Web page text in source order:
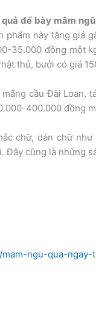
để bày mâm
phẩm này tăng giá
35.000 đồng một
thủ, bưởi có giá
cầu Đài Loan,
400.000 đồng
chữ, dán chữ
cũng là những
ngu-qua-ngay-